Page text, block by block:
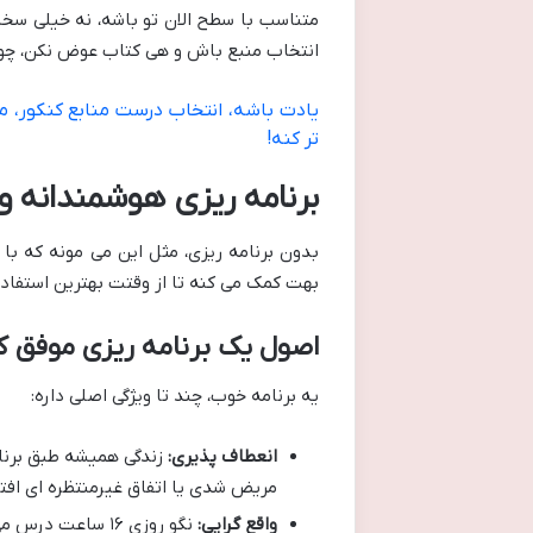
متناسب با سطح الان تو باشه، نه خیلی
انتخاب منبع باش و هی کتاب عوض نکن،
یادت باشه، انتخاب درست منابع کنکور،
تر کنه!
برنامه ریزی
بدون برنامه ریزی، مثل این می مونه که
بهت کمک می کنه تا از وقتت بهترین
اصول یک برنامه ریزی موفق
یه برنامه خوب، چند تا ویژگی اصلی داره:
انعطاف پذیری: زندگی همیشه طبق
مریض شدی یا اتفاق غیرمنتظره ای
واقع گرایی: